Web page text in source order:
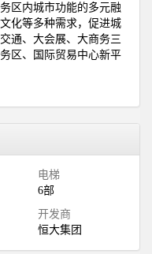
区内城市功能的多元融
化等多种需求，促进城
通、大会展、大商务三
区、国际贸易中心新平
电梯
6部
开发商
恒大集团